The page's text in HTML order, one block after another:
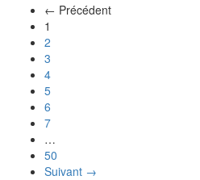
← Précédent
1
2
3
4
5
6
7
…
50
Suivant →